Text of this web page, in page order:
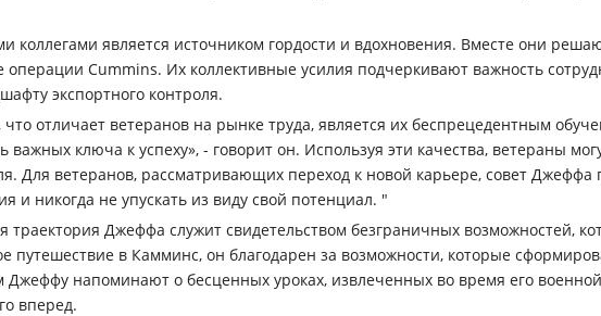
коллегами является источником гордости и вдохновения. Вместе они
Cummins. Их коллективные усилия подчеркивают важность
экспортного контроля.
отличает ветеранов на рынке труда, является их беспрецедентным
важных ключа к успеху», - говорит он. Используя эти качества, ветераны
Для ветеранов, рассматривающих переход к новой карьере, совет Джеффа
и никогда не упускать из виду свой потенциал. "
траектория Джеффа служит свидетельством безграничных возможностей,
путешествие в Камминс, он благодарен за возможности, которые
напоминают о бесценных уроках, извлеченных во время его
вперед.